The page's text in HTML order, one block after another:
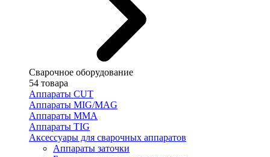
Сварочное оборудование
54 товара
Аппараты CUT
Аппараты MIG/MAG
Аппараты MMA
Аппараты TIG
Аксессуары для сварочных аппаратов
Аппараты заточки